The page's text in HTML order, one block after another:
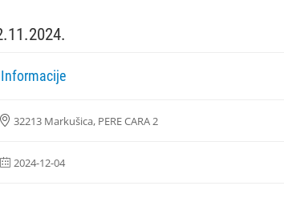
Informacije
32213 Markušica, PERE CARA 2
2024-12-04